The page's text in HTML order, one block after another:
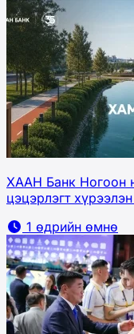
ХААН Банк Ногоон
цэцэрлэгт
1 өдрийн өмнө